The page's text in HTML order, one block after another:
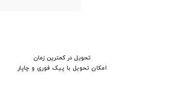
تحویل در کمترین زمان
امکان تحویل با پیک فوری و چاپار